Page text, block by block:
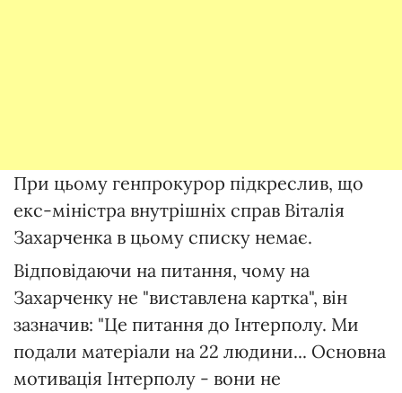
При цьому генпрокурор підкреслив, що
екс-міністра внутрішніх справ Віталія
Захарченка в цьому списку немає.
Відповідаючи на питання, чому на
Захарченку не "виставлена картка", він
зазначив: "Це питання до Інтерполу. Ми
подали матеріали на 22 людини... Основна
мотивація Інтерполу - вони не